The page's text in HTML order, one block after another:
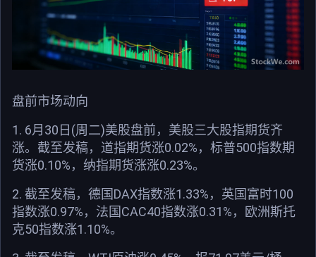
盘前市场动向
1. 6月30日(周二)美股盘前，美股三大股指期货齐
涨。截至发稿，道指期货涨0.02%，标普500指数期
货涨0.10%，纳指期货涨涨0.23%。
2. 截至发稿，德国DAX指数涨1.33%，英国富时100
指数涨0.97%，法国CAC40指数涨0.31%，欧洲斯托
克50指数涨1.10%。